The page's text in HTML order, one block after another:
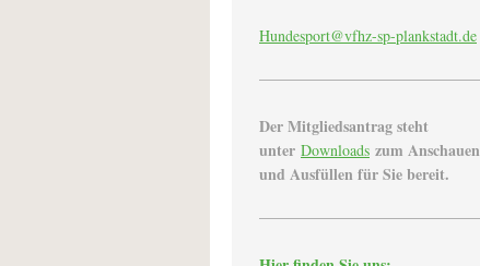
Hundesport@vfhz-sp-plankstadt.de
Der Mitgliedsantrag steht
unter Downloads zum Anschauen
und Ausfüllen für Sie bereit.